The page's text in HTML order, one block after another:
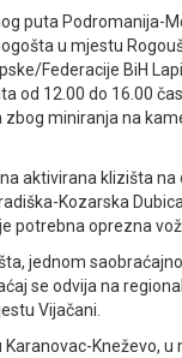
puta Podromanija-
u mjestu
Federacije BiH
od 12.00 do 16.00
zbog miniranja na
aktivirana klizišta na
Kozarska
potrebna oprezna
jednom
se odvija na
Vijačani.
Kneževo, u